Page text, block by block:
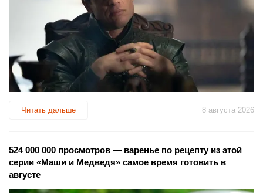
Читать дальше 8 августа 2026
524 000 000 просмотров — варенье по рецепту из этой
серии «Маши и Медведя» самое время готовить в
августе